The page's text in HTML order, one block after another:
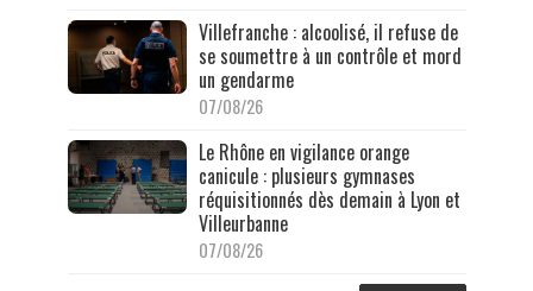
Villefranche : alcoolisé, il refuse de
se soumettre à un contrôle et mord
un gendarme
07/08/26
Le Rhône en vigilance orange
canicule : plusieurs gymnases
réquisitionnés dès demain à Lyon et
Villeurbanne
07/08/26